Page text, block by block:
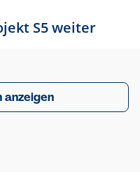
S5 weiter
anzeigen